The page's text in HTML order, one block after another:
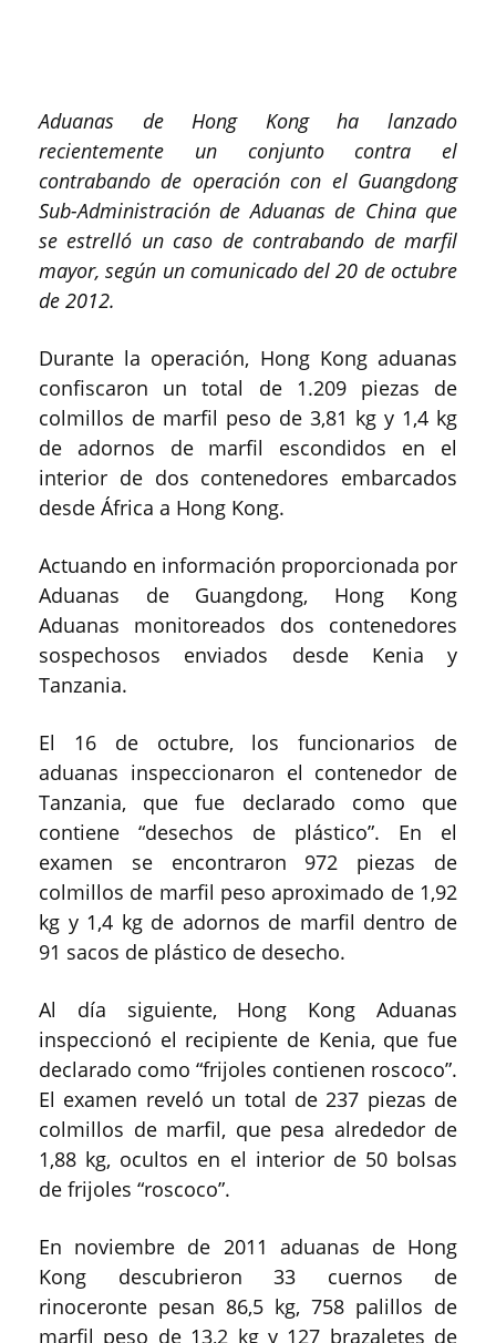
Aduanas de Hong Kong ha lanzado
recientemente un conjunto contra el
contrabando de operación con el Guangdong
Sub-Administración de Aduanas de China que
se estrelló un caso de contrabando de marfil
mayor, según un comunicado del 20 de octubre
de 2012.
Durante la operación, Hong Kong aduanas
confiscaron un total de 1.209 piezas de
colmillos de marfil peso de 3,81 kg y 1,4 kg
de adornos de marfil escondidos en el
interior de dos contenedores embarcados
desde África a Hong Kong.
Actuando en información proporcionada por
Aduanas de Guangdong, Hong Kong
Aduanas monitoreados dos contenedores
sospechosos enviados desde Kenia y
Tanzania.
El 16 de octubre, los funcionarios de
aduanas inspeccionaron el contenedor de
Tanzania, que fue declarado como que
contiene “desechos de plástico”. En el
examen se encontraron 972 piezas de
colmillos de marfil peso aproximado de 1,92
kg y 1,4 kg de adornos de marfil dentro de
91 sacos de plástico de desecho.
Al día siguiente, Hong Kong Aduanas
inspeccionó el recipiente de Kenia, que fue
declarado como “frijoles contienen roscoco”.
El examen reveló un total de 237 piezas de
colmillos de marfil, que pesa alrededor de
1,88 kg, ocultos en el interior de 50 bolsas
de frijoles “roscoco”.
En noviembre de 2011 aduanas de Hong
Kong descubrieron 33 cuernos de
rinoceronte pesan 86,5 kg, 758 palillos de
marfil peso de 13,2 kg y 127 brazaletes de